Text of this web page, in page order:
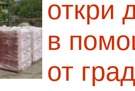
откри
в
от